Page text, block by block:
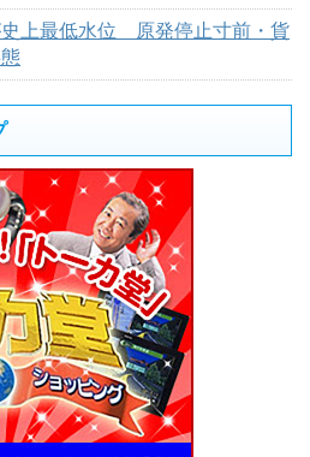
史上最低水位 原発停止寸前・貨